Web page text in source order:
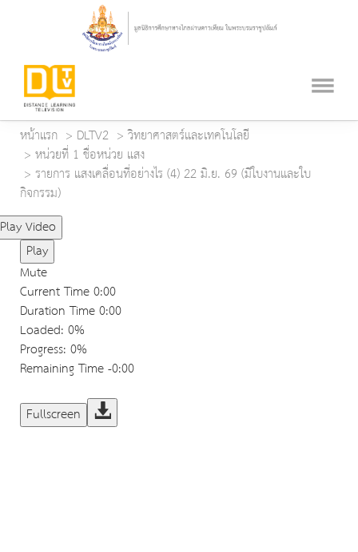
หน้าแรก DLTV2
วิทยาศาสตร์และเทคโนโลยี
หน่วยที่ 1 ชื่อหน่วย แสง
รายการ แสงเคลื่อนที่อย่างไร (4) 22 มิ.ย. 69 (มีใบงานและใบ
กิจกรรม)
Play Video
Play
Mute
Current Time0:00
Duration Time0:00
Loaded: 0%
Progress: 0%
Remaining Time-0:00
Fullscreen